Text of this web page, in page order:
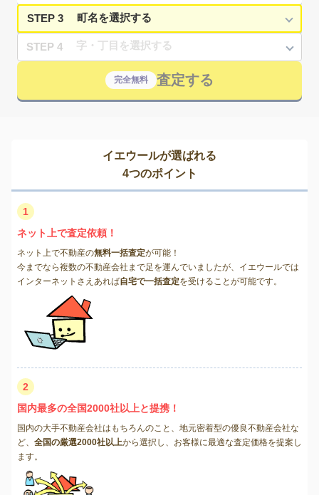
STEP 3
STEP 4
完全無料 査定する
イエウールが選ばれる
4つのポイント
1
ネット上で査定依頼！
ネット上で不動産の無料一括査定が可能！
今までなら複数の不動産会社まで足を運んでいましたが、イエウールでは
インターネットさえあれば自宅で一括査定を受けることが可能です。
2
国内最多の全国2000社以上と提携！
国内の大手不動産会社はもちろんのこと、地元密着型の優良不動産会社な
ど、 全国の厳選2000社以上から選択し、お客様に最適な査定価格を提案し
ます。